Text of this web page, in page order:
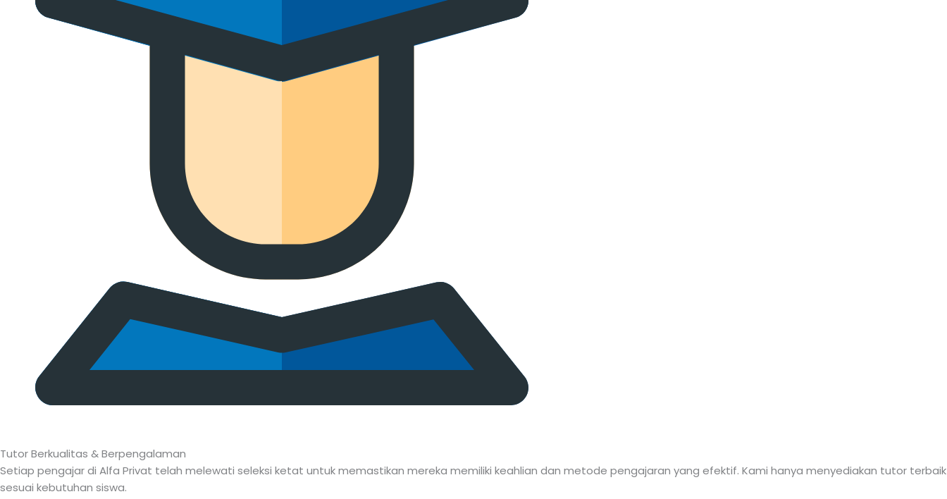
Tutor Berkualitas & Berpengalaman
Setiap pengajar di Alfa Privat telah melewati seleksi ketat untuk memastikan mereka memiliki keahlian dan metode pengajaran yang efektif. Kami hanya menyediakan tutor terbaik
sesuai kebutuhan siswa.